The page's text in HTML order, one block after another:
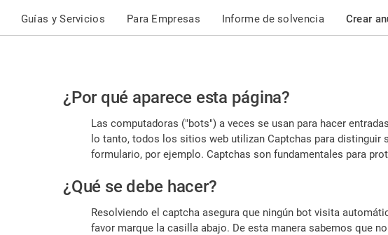
Guías y Servicios Para Empresas Informe de solvencia Crear
Por
favor,
confirme
es
humano
¿Por qué aparece esta página?
Las computadoras ("bots") a veces se usan para hacer
lo tanto, todos los sitios web utilizan Captchas para distinguir
formulario, por ejemplo. Captchas son fundamentales para
¿Qué se debe hacer?
Resolviendo el captcha asegura que ningún bot visita
favor marque la casilla abajo. De esta manera sabemos que